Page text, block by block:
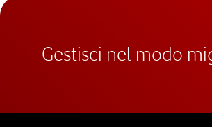
Gestisci nel modo